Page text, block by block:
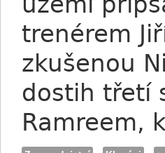
trenérem
zkušenou
dostih třetí
Ramreem,